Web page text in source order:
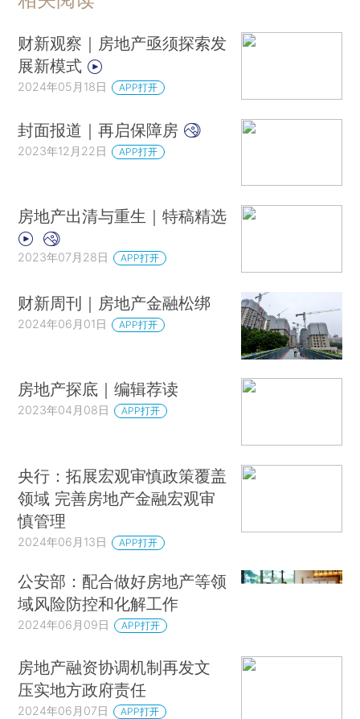
财新观察｜房地产亟须探索发
展新模式
2024年05月18日 APP打开
封面报道｜再启保障房
2023年12月22日 APP打开
房地产出清与重生｜特稿精选
2023年07月28日 APP打开
财新周刊｜房地产金融松绑
2024年06月01日 APP打开
房地产探底｜编辑荐读
2023年04月08日 APP打开
央行：拓展宏观审慎政策覆盖
领域 完善房地产金融宏观审
慎管理
2024年06月13日 APP打开
公安部：配合做好房地产等领
域风险防控和化解工作
2024年06月09日 APP打开
房地产融资协调机制再发文
压实地方政府责任
2024年06月07日 APP打开